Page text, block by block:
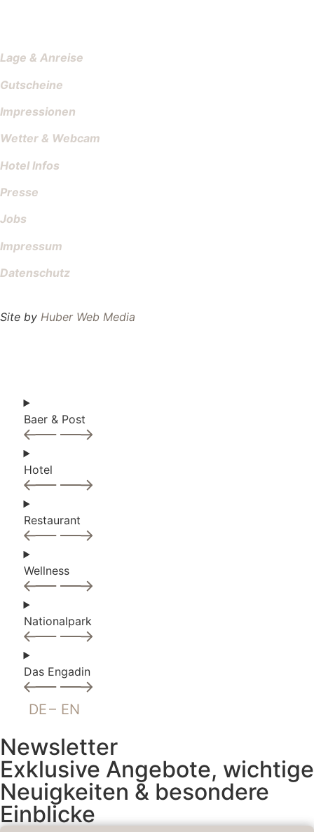
Lage & Anreise
Gutscheine
Impressionen
Wetter & Webcam
Hotel Infos
Presse
Jobs
Impressum
Datenschutz
Site by Huber Web Media
Baer & Post
Hotel
Restaurant
Wellness
Nationalpark
Das Engadin
DE EN
Newsletter
Exklusive Angebote, wichtige
Neuigkeiten & besondere
Einblicke